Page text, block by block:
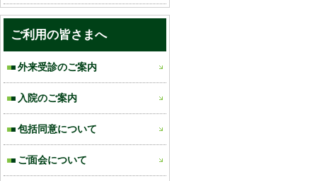
ご利用の皆さまへ
外来受診のご案内
入院のご案内
包括同意について
ご面会について